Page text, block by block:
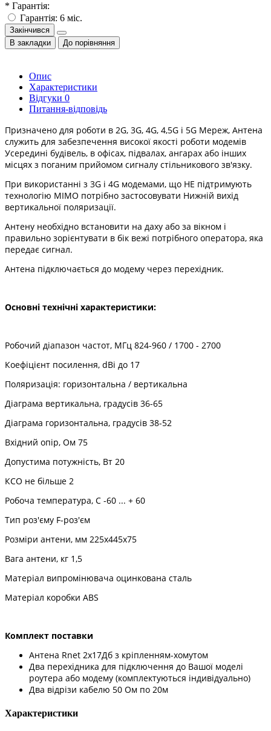
* Гарантія:
Гарантія: 6 міс.
Закінчився
В закладки
До порівняння
Опис
Характеристики
Відгуки 0
Питання-відповідь
Призначено для роботи в 2G, 3G, 4G, 4,5G і 5G Мереж, Антена
служить для забезпечення високої якості роботи модемів
Усередині будівель, в офісах, підвалах, ангарах або інших
місцях з поганим прийомом сигналу стільникового зв'язку.
При використанні з 3G і 4G модемами, що НЕ підтримують
технологію MIMO потрібно застосовувати Нижній вихід
вертикальної поляризації.
Антену необхідно встановити на даху або за вікном і
правильно зорієнтувати в бік вежі потрібного оператора, яка
передає сигнал.
Антена підключається до модему через перехідник.
Основні технічні характеристики:
Робочий діапазон частот, МГц 824-960 / 1700 - 2700
Коефіцієнт посилення, dBi до 17
Поляризація: горизонтальна / вертикальна
Діаграма вертикальна, градусів 36-65
Діаграма горизонтальна, градусів 38-52
Вхідний опір, Ом 75
Допустима потужність, Вт 20
КСО не більше 2
Робоча температура, С -60 ... + 60
Тип роз'єму F-роз'єм
Розміри антени, мм 225х445х75
Вага антени, кг 1,5
Матеріал випромінювача оцинкована сталь
Матеріал коробки ABS
Комплект поставки
Антена Rnet 2x17Дб з кріпленням-хомутом
Два перехідника для підключення до Вашої моделі
роутера або модему (комплектуються індивідуально)
Два відрізи кабелю 50 Ом по 20м
Характеристики